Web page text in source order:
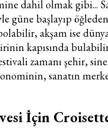
dahil olmak gibi...
güne başlayıp
akşam ise
kapısında
zamanı şehir,
sanatın
İçin